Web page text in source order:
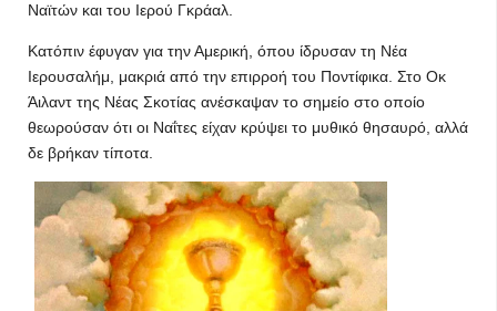
Ναϊτών και του Ιερού Γκράαλ.
Κατόπιν έφυγαν για την Αμερική, όπου ίδρυσαν τη Νέα
Ιερουσαλήμ, μακριά από την επιρροή του Ποντίφικα. Στο Οκ
Άιλαντ της Νέας Σκοτίας ανέσκαψαν το σημείο στο οποίο
θεωρούσαν ότι οι Ναΐτες είχαν κρύψει το μυθικό θησαυρό, αλλά
δε βρήκαν τίποτα.